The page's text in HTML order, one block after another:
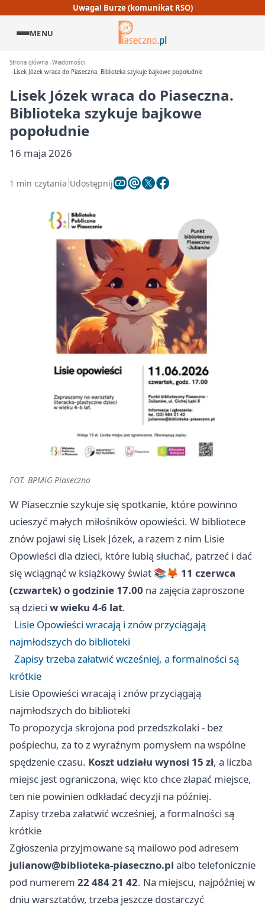
Uwaga! Burze (komunikat RSO)
MENU
Strona główna Wiadomości
Lisek Józek wraca do Piaseczna. Biblioteka szykuje bajkowe popołudnie
Lisek Józek wraca do Piaseczna.
Biblioteka szykuje bajkowe
popołudnie
16 maja 2026
1 min czytania Udostępnij
FOT. BPMiG Piaseczno
W Piasecznie szykuje się spotkanie, które powinno
ucieszyć małych miłośników opowieści. W bibliotece
znów pojawi się Lisek Józek, a razem z nim Lisie
Opowieści dla dzieci, które lubią słuchać, patrzeć i dać
się wciągnąć w książkowy świat 📚🦊 11 czerwca
(czwartek) o godzinie 17.00 na zajęcia zaproszone
są dzieci w wieku 4-6 lat.
Lisie Opowieści wracają i znów przyciągają
najmłodszych do biblioteki
Zapisy trzeba załatwić wcześniej, a formalności są
krótkie
Lisie Opowieści wracają i znów przyciągają
najmłodszych do biblioteki
To propozycja skrojona pod przedszkolaki - bez
pośpiechu, za to z wyraźnym pomysłem na wspólne
spędzenie czasu. Koszt udziału wynosi 15 zł, a liczba
miejsc jest ograniczona, więc kto chce złapać miejsce,
ten nie powinien odkładać decyzji na później.
Zapisy trzeba załatwić wcześniej, a formalności są
krótkie
Zgłoszenia przyjmowane są mailowo pod adresem
julianow@biblioteka-piaseczno.pl albo telefonicznie
pod numerem 22 484 21 42. Na miejscu, najpóźniej w
dniu warsztatów, trzeba jeszcze dostarczyć